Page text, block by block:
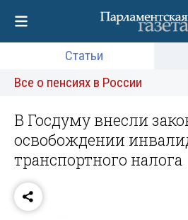
Статьи
Все о пенсиях в России
В Госдуму внесли
освобождении
транспортного налога